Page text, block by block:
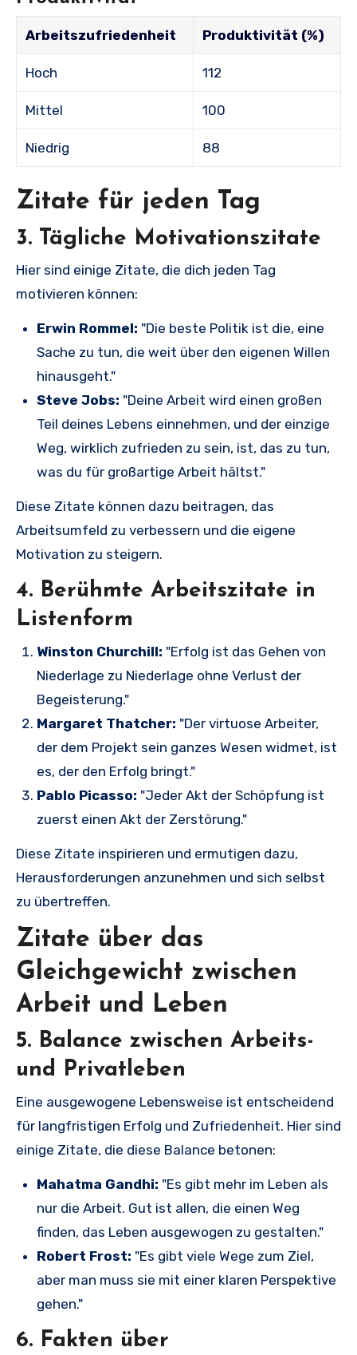
Arbeitszufriedenheit Produktivität (%)
Hoch 112
Mittel 100
Niedrig 88
Zitate für jeden Tag
3. Tägliche Motivationszitate
Hier sind einige Zitate, die dich jeden Tag
motivieren können:
Erwin Rommel: "Die beste Politik ist die, eine
Sache zu tun, die weit über den eigenen Willen
hinausgeht."
Steve Jobs: "Deine Arbeit wird einen großen
Teil deines Lebens einnehmen, und der einzige
Weg, wirklich zufrieden zu sein, ist, das zu tun,
was du für großartige Arbeit hältst."
Diese Zitate können dazu beitragen, das
Arbeitsumfeld zu verbessern und die eigene
Motivation zu steigern.
4. Berühmte Arbeitszitate in
Listenform
Winston Churchill: "Erfolg ist das Gehen von
Niederlage zu Niederlage ohne Verlust der
Begeisterung."
Margaret Thatcher: "Der virtuose Arbeiter,
der dem Projekt sein ganzes Wesen widmet, ist
es, der den Erfolg bringt."
Pablo Picasso: "Jeder Akt der Schöpfung ist
zuerst einen Akt der Zerstörung."
Diese Zitate inspirieren und ermutigen dazu,
Herausforderungen anzunehmen und sich selbst
zu übertreffen.
Zitate über das
Gleichgewicht zwischen
Arbeit und Leben
5. Balance zwischen Arbeits-
und Privatleben
Eine ausgewogene Lebensweise ist entscheidend
für langfristigen Erfolg und Zufriedenheit. Hier sind
einige Zitate, die diese Balance betonen:
Mahatma Gandhi: "Es gibt mehr im Leben als
nur die Arbeit. Gut ist allen, die einen Weg
finden, das Leben ausgewogen zu gestalten."
Robert Frost: "Es gibt viele Wege zum Ziel,
aber man muss sie mit einer klaren Perspektive
gehen."
6. Fakten über